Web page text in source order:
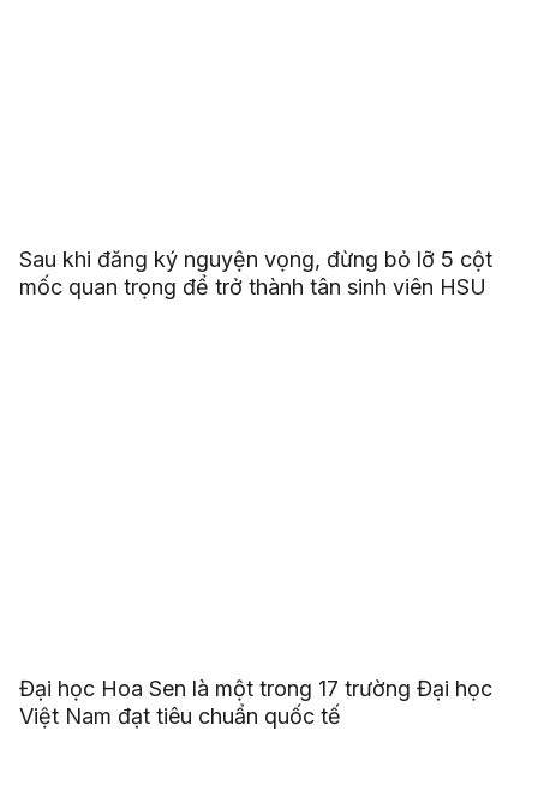
Sau khi đăng ký nguyện vọng, đừng bỏ lỡ 5 cột
mốc quan trọng để trở thành tân sinh viên HSU
Đại học Hoa Sen là một trong 17 trường Đại học
Việt Nam đạt tiêu chuẩn quốc tế